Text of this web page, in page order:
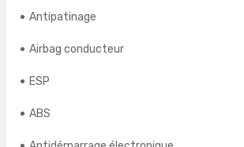
Antipatinage
Airbag conducteur
ESP
ABS